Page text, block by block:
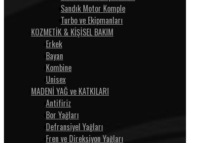
Sandık Motor Komple
Turbo ve Ekipmanları
KOZMETİK & KİŞİSEL BAKIM
Erkek
Bayan
Kombine
Unisex
MADENİ YAĞ ve KATKILARI
Antifiriz
Bor Yağları
Defransiyel Yağları
Fren ve Direksiyon Yağları